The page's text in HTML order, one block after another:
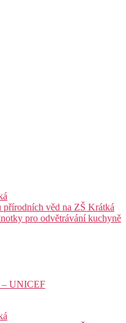
věd na ZŠ Krátká
pro odvětrávání kuchyně
– UNICEF